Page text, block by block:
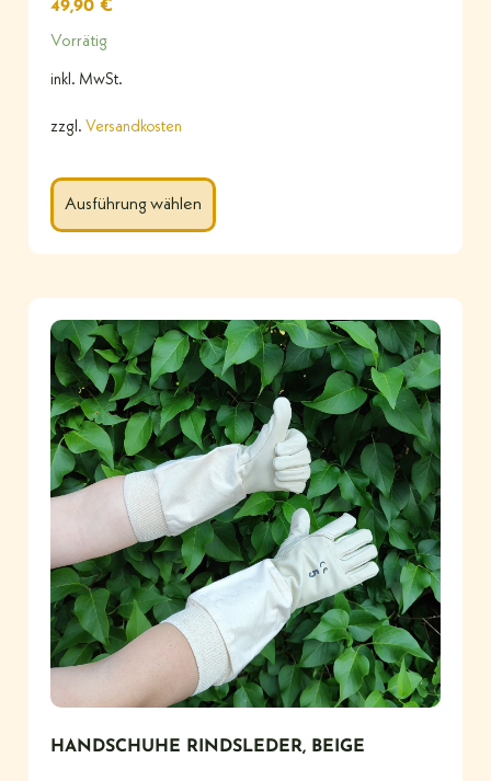
49,90 €
Vorrätig
inkl. MwSt.
zzgl. Versandkosten
Ausführung wählen
HANDSCHUHE RINDSLEDER, BEIGE